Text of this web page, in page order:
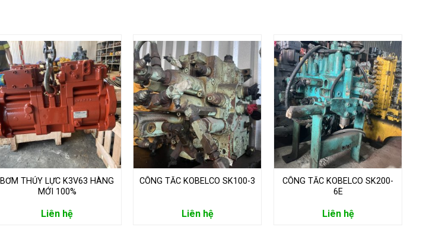
BƠM THỦY LỰC K3V63 HÀNG
MỚI 100%
Liên hệ
CÔNG TẮC KOBELCO SK100-3
Liên hệ
CÔNG TẮC KOBELCO SK200-
6E
Liên hệ